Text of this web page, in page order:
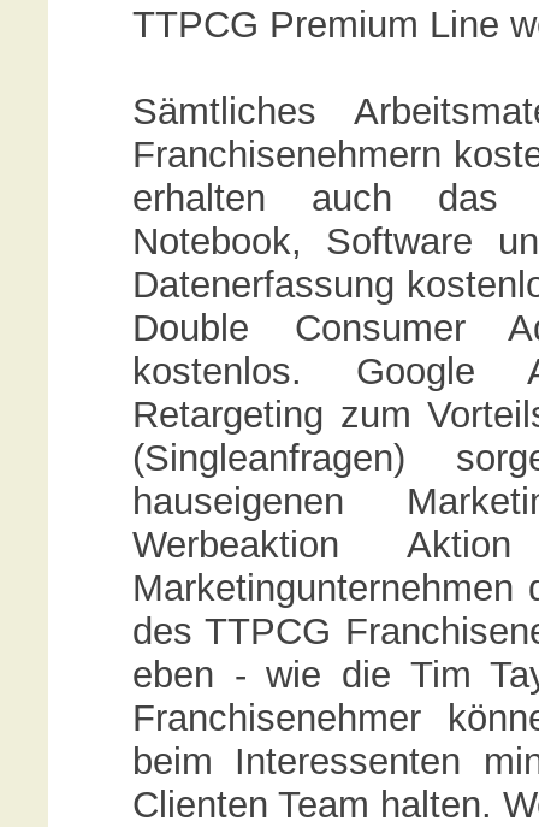
TTPCG Premium Line
Sämtliches
Franchisenehmern
erhalten auch das
Notebook, Software
Datenerfassung
Double Consumer
kostenlos. Google
Retargeting zum
(Singleanfragen)
hauseigenen
Werbeaktion
des TTPCG
eben - wie die Tim
Franchisenehmer
beim Interessenten
Clienten Team halten.